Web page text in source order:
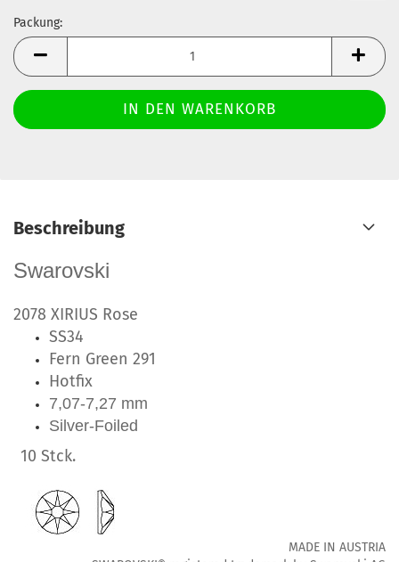
Packung:
Packung
Beschreibung
Swarovski
2078 XIRIUS Rose
SS34
Fern Green 291
Hotfix
7,07-7,27 mm
Silver-Foiled
10 Stck.
MADE IN AUSTRIA